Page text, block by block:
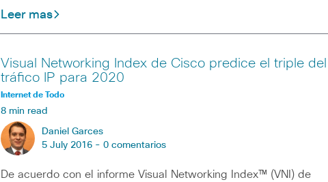
Leer mas
Visual Networking Index de Cisco predice el triple del
tráfico IP para 2020
Internet de Todo
8 min read
Daniel Garces
5 July 2016 - 0 comentarios
De acuerdo con el informe Visual Networking Index™ (VNI) de